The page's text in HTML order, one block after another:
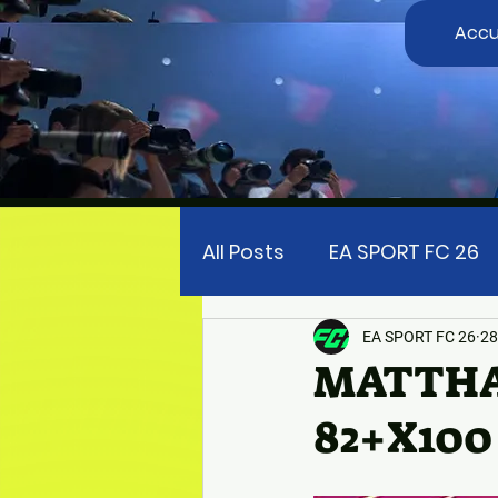
All Posts EA SPORT FC 26
FIFA UNIVERSE EA
TOP SPIN 2K25
EA SPORT FC 26